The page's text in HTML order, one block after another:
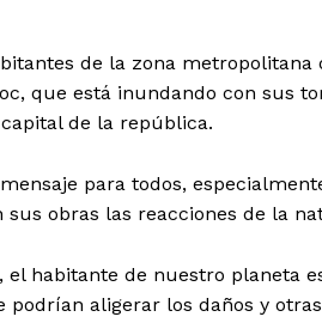
de la zona metropolitana
que está inundando con sus
de la república.
para todos,
obras las reacciones de la
el habitante de nuestro planeta
aligerar los daños y